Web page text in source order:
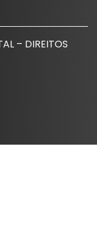
– DIREITOS